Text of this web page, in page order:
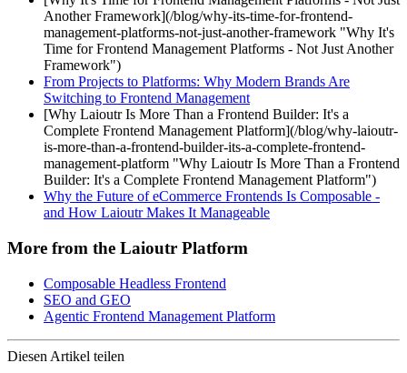
Another Framework](/blog/why-its-time-for-frontend-
management-platforms-not-just-another-framework "Why It's
Time for Frontend Management Platforms - Not Just Another
Framework")
From Projects to Platforms: Why Modern Brands Are
Switching to Frontend Management
[Why Laioutr Is More Than a Frontend Builder: It's a
Complete Frontend Management Platform](/blog/why-laioutr-
is-more-than-a-frontend-builder-its-a-complete-frontend-
management-platform "Why Laioutr Is More Than a Frontend
Builder: It's a Complete Frontend Management Platform")
Why the Future of eCommerce Frontends Is Composable -
and How Laioutr Makes It Manageable
More from the Laioutr Platform
Composable Headless Frontend
SEO and GEO
Agentic Frontend Management Platform
Diesen Artikel teilen